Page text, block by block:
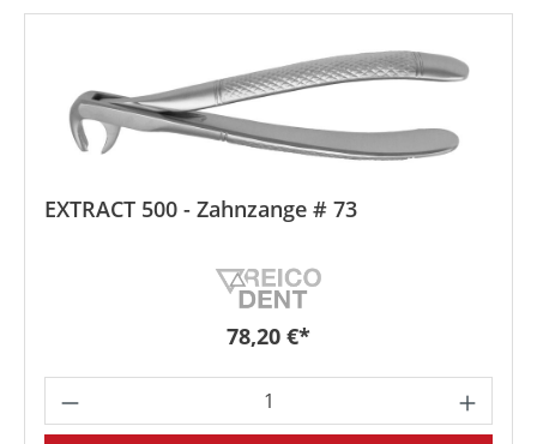
EXTRACT 500 - Zahnzange # 73
Regulärer Preis:
78,20 €*
Produkt Anzahl: Gib den